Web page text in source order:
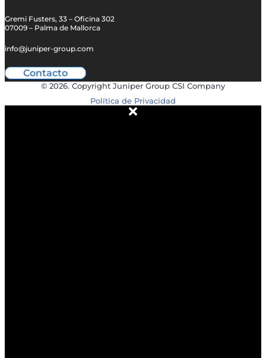
Gremi Fusters, 33 – Oficina 302
07009 – Palma de Mallorca
info@juniper-group.com
Contacto
© 2026. Copyright Juniper Group CSI Company
Política de Privacidad